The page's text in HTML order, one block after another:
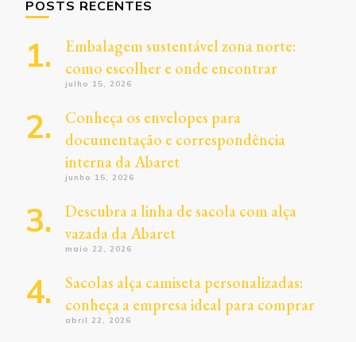
POSTS RECENTES
Embalagem sustentável zona norte:
como escolher e onde encontrar
julho 15, 2026
Conheça os envelopes para
documentação e correspondência
interna da Abaret
junho 15, 2026
Descubra a linha de sacola com alça
vazada da Abaret
maio 22, 2026
Sacolas alça camiseta personalizadas:
conheça a empresa ideal para comprar
abril 22, 2026